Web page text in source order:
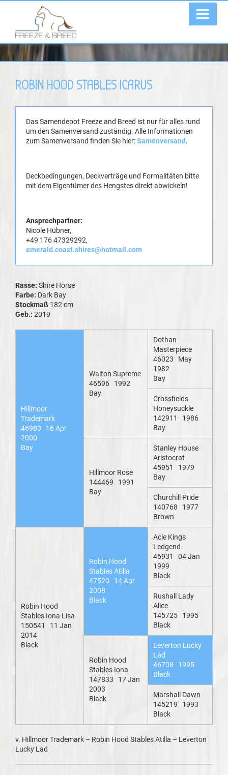
ROBIN HOOD STABLES ICARUS
Das Samendepot Freeze and Breed ist nur für alles rund
um den Samenversand zuständig. Alle Informationen
zum Samenversand finden Sie hier:Samenversand .
Deckbedingungen, Deckverträge und Formalitäten bitte
mit dem Eigentümer des Hengstes direkt abwickeln!
Ansprechpartner:
Nicole Hübner,
+49 176 47329292,
emerald.coast.shires@hotmail.com
Rasse: Shire Horse
Farbe: Dark Bay
Stockmaß 182 cm
Geb.: 2019
Hillmoor
Trademark
46983 16 Apr
2000
Bay
Walton Supreme
46596 1992
Bay
Dothan
Masterpiece
46023 May
1982
Bay
Crossfields
Honeysuckle
142911 1986
Bay
Hillmoor Rose
144469 1991
Bay
Stanley House
Aristocrat
45951 1979
Bay
Churchill Pride
140768 1977
Brown
Robin Hood
Stables Iona Lisa
150541 11 Jan
2014
Black
Robin Hood
Stables Atilla
47520 14 Apr
2008
Black
Acle Kings
Ledgend
46931 04 Jan
1999
Black
Rushall Lady
Alice
145725 1995
Black
Robin Hood
Stables Iona
147833 17 Jan
2003
Black
Leverton Lucky
Lad
46708 1995
Black
Marshall Dawn
145219 1993
Black
v. Hillmoor Trademark – Robin Hood Stables Atilla – Leverton
Lucky Lad